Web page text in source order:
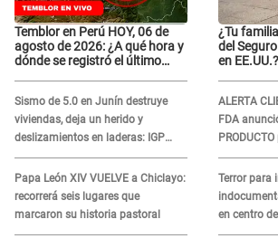
Temblor en Perú HOY, 06 de
agosto de 2026: ¿A qué hora y
dónde se registró el último
Sismo de 5.0 en Junín destruye
viviendas, deja un herido y
deslizamientos en laderas: IGP
alerta sobre posibles réplicas
Papa León XIV VUELVE a Chiclayo:
recorrerá seis lugares que
marcaron su historia pastoral
¿Tu
del
en
ALERTA
FDA
MORTAL
es?
Terror para
en centro
sufrir una